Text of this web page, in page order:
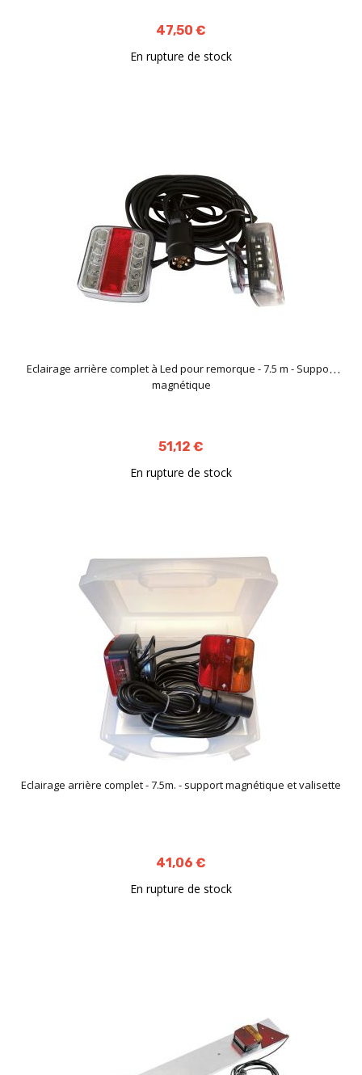
47,50 €
En rupture de stock
Eclairage arrière complet à Led pour remorque - 7.5 m - Support
magnétique
51,12 €
En rupture de stock
Eclairage arrière complet - 7.5m. - support magnétique et valisette
41,06 €
En rupture de stock